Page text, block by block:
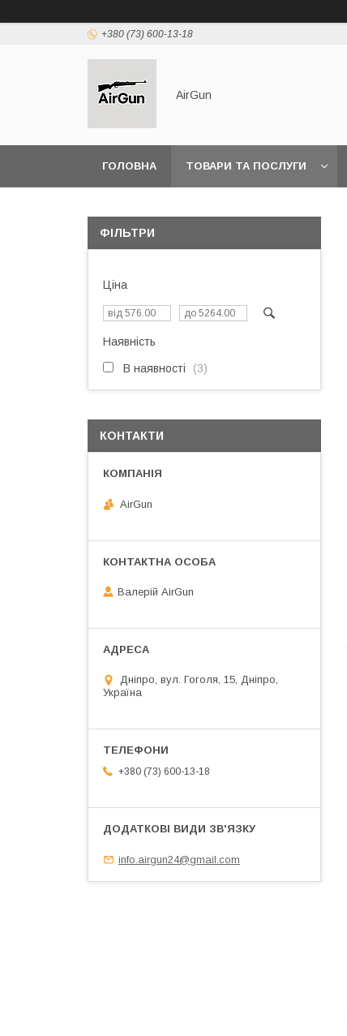
+380 (73) 600-13-18
AirGun
ГОЛОВНА ТОВАРИ ТА ПОСЛУГИ
ФІЛЬТРИ
Ціна
Наявність
В наявності 3
КОНТАКТИ
AirGun
Валерій AirGun
Дніпро, вул. Гоголя, 15, Дніпро,
Україна
+380 (73) 600-13-18
info.airgun24@gmail.com